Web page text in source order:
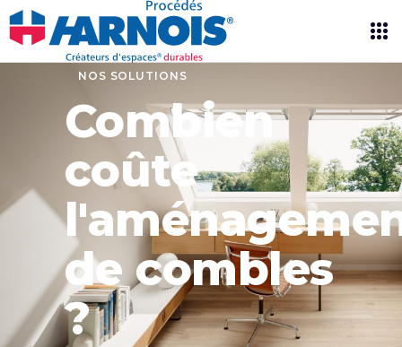
NOS SOLUTIONS
Combien
coûte
de combles
?